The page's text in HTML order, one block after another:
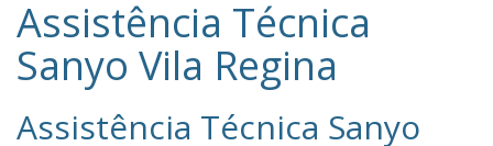
Assistência Técnica
Sanyo Vila Regina
Assistência Técnica Sanyo‎